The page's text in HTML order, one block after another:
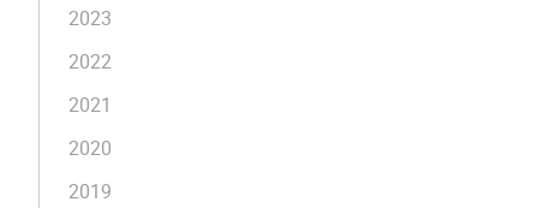
2023
2022
2021
2020
2019